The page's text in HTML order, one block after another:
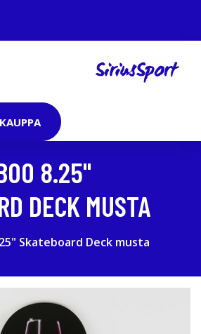
8.25"
DECK MUSTA
Skateboard Deck musta